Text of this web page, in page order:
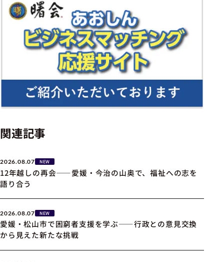
関連記事
2026.08.07 NEW
12年越しの再会――愛媛・今治の山奥で、福祉への志を
語り合う
2026.08.07 NEW
愛媛・松山市で困窮者支援を学ぶ――行政との意見交換
から見えた新たな挑戦